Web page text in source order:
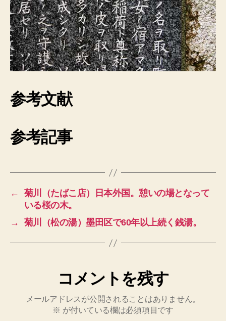
参考文献
参考記事
←
菊川（たばこ店）日本外国。憩いの場となって
いる桜の木。
→
菊川（松の湯）墨田区で60年以上続く銭湯。
コメントを残す
メールアドレスが公開されることはありません。
※ が付いている欄は必須項目です